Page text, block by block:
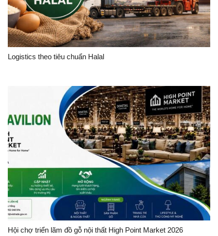
Logistics theo tiêu chuẩn Halal
Hội chợ triển lãm đồ gỗ nội thất High Point Market 2026